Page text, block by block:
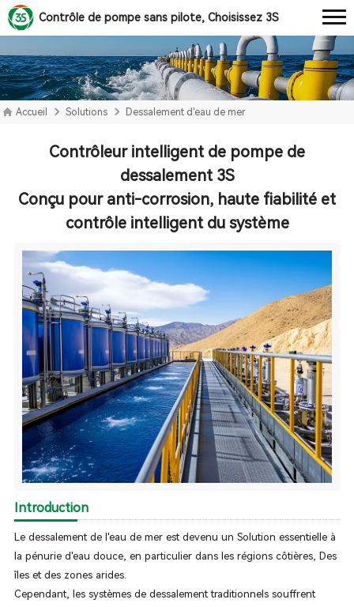
Contrôle de pompe sans pilote, Choisissez 3S
Accueil Solutions Dessalement d'eau de mer
Contrôleur intelligent de pompe de
dessalement 3S
Conçu pour anti-corrosion, haute fiabilité et
contrôle intelligent du système
Introduction
Le dessalement de l'eau de mer est devenu un Solution essentielle à
la pénurie d'eau douce, en particulier dans les régions côtières, Des
îles et des zones arides.
Cependant, les systèmes de dessalement traditionnels souffrent